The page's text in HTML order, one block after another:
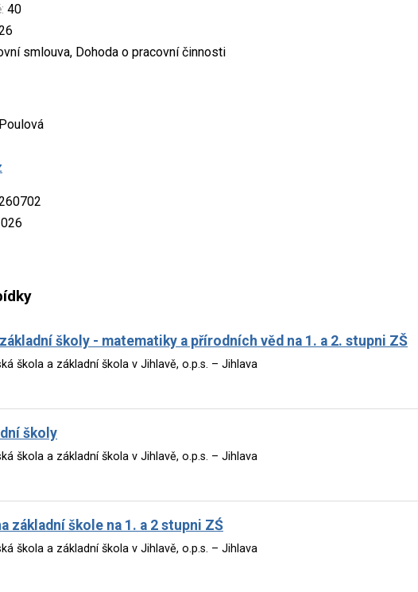
40
smlouva, Dohoda o pracovní činnosti
školy - matematiky a přírodních věd na 1. a 2. stupni ZŠ
škola a základní škola v Jihlavě, o.p.s. – Jihlava
školy
škola a základní škola v Jihlavě, o.p.s. – Jihlava
základní škole na 1. a 2 stupni ZŚ
škola a základní škola v Jihlavě, o.p.s. – Jihlava